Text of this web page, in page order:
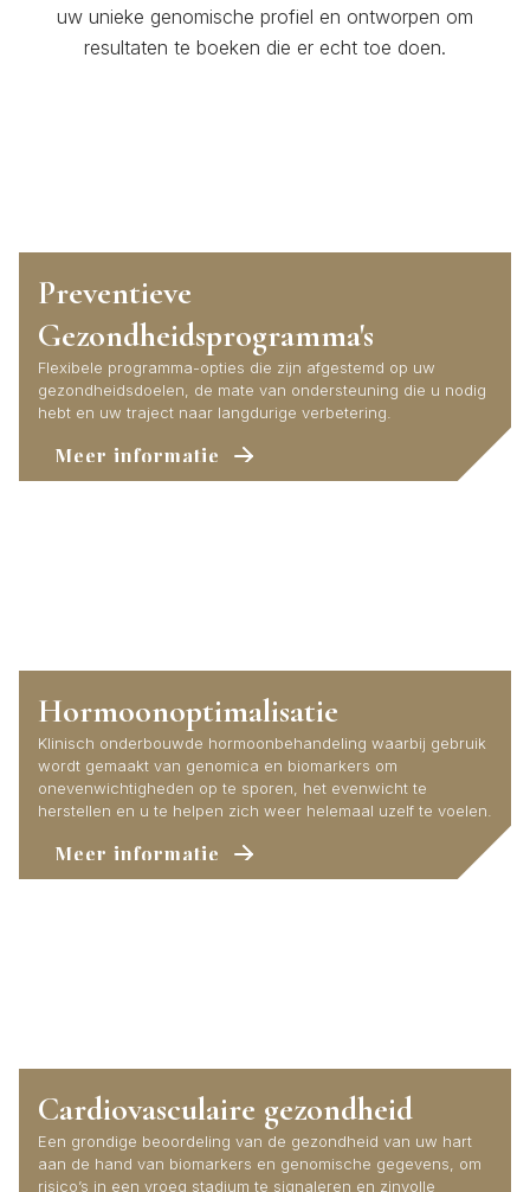
uw unieke genomische profiel en ontworpen om
resultaten te boeken die er echt toe doen.
Preventieve
Gezondheidsprogramma's
Flexibele programma-opties die zijn afgestemd op uw
gezondheidsdoelen, de mate van ondersteuning die u nodig
hebt en uw traject naar langdurige verbetering.
Meer informatie
Hormoonoptimalisatie
Klinisch onderbouwde hormoonbehandeling waarbij gebruik
wordt gemaakt van genomica en biomarkers om
onevenwichtigheden op te sporen, het evenwicht te
herstellen en u te helpen zich weer helemaal uzelf te voelen.
Meer informatie
Cardiovasculaire gezondheid
Een grondige beoordeling van de gezondheid van uw hart
aan de hand van biomarkers en genomische gegevens, om
risico’s in een vroeg stadium te signaleren en zinvolle